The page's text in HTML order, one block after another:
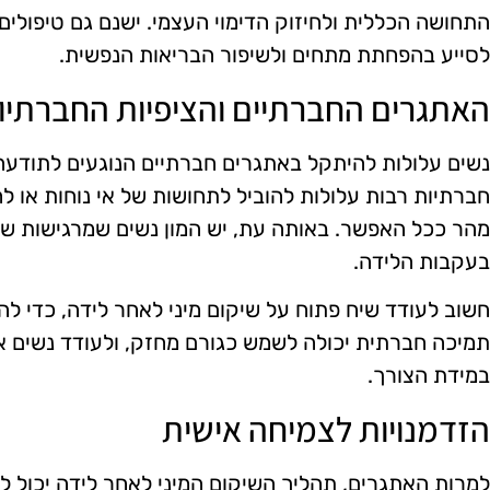
התחושה הכללית ולחיזוק הדימוי העצמי. ישנם גם
לסייע בהפחתת מתחים ולשיפור הבריאות הנפשית.
האתגרים החברתיים והציפיות
נשים עלולות להיתקל באתגרים חברתיים הנוגעים
חברתיות רבות עלולות להוביל לתחושות של אי נוחות
מהר ככל האפשר. באותה עת, יש המון נשים שמרגישות
בעקבות הלידה.
חשוב לעודד שיח פתוח על שיקום מיני לאחר לידה, כדי
תמיכה חברתית יכולה לשמש כגורם מחזק, ולעודד נשים
במידת הצורך.
הזדמנויות לצמיחה אישית
למרות האתגרים, תהליך השיקום המיני לאחר לידה יכול